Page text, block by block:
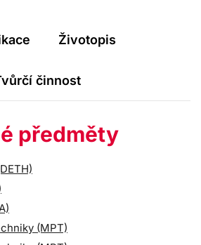
Životopis
činnost
předměty
(MPT)